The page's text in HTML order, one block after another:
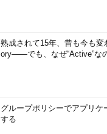
熟成されて15年、昔も今も
ory――でも、なぜ“Active”な
グループポリシーでアプリケ
する